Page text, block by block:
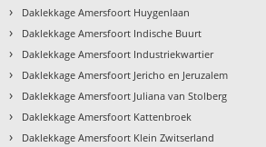
› Daklekkage Amersfoort Huygenlaan
› Daklekkage Amersfoort Indische Buurt
› Daklekkage Amersfoort Industriekwartier
› Daklekkage Amersfoort Jericho en Jeruzalem
› Daklekkage Amersfoort Juliana van Stolberg
› Daklekkage Amersfoort Kattenbroek
› Daklekkage Amersfoort Klein Zwitserland